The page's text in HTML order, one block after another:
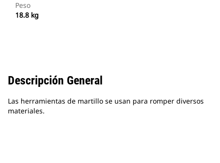
Peso
18.8 kg
Descripción General
Las herramientas de martillo se usan para romper diversos
materiales.